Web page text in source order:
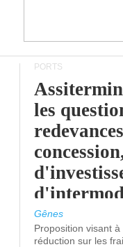
PORTS
les
l'attention
politiciens.
Gênes
Proposition visant
réduction sur les